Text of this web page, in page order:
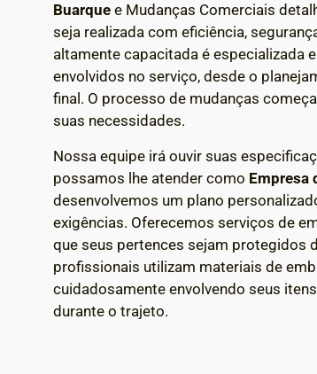
Buarque e Mudanças Comerciais
seja realizada com eficiência,
altamente capacitada é especializada
envolvidos no serviço, desde o
final. O processo de mudanças
suas necessidades.
Nossa equipe irá ouvir suas
possamos lhe atender como Empresa
desenvolvemos um plano
exigências. Oferecemos serviços de
que seus pertences sejam protegidos
profissionais utilizam materiais de
cuidadosamente envolvendo seus
durante o trajeto.